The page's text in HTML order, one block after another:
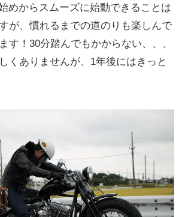
めからスムーズに始動できることは
が、慣れるまでの道のりも楽しんで
す！30分踏んでもかからない、、、
くありませんが、1年後にはきっと